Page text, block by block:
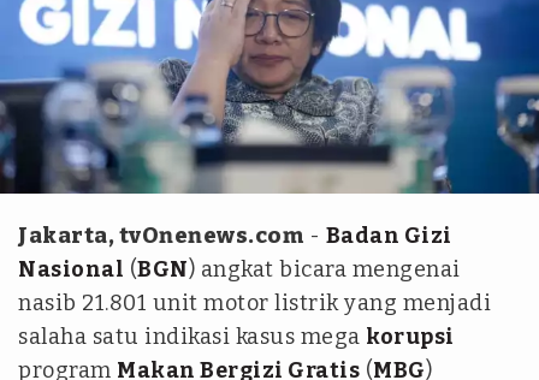
tvOnenews.com/Julio Trisaputra
Jakarta, tvOnenews.com - Badan Gizi
Nasional (BGN) angkat bicara mengenai
nasib 21.801 unit motor listrik yang menjadi
salaha satu indikasi kasus mega korupsi
program Makan Bergizi Gratis (MBG)